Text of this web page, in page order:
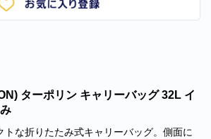
ターポリン キャリーバッグ 32L イ
トな折りたたみ式キャリーバッグ。側面に